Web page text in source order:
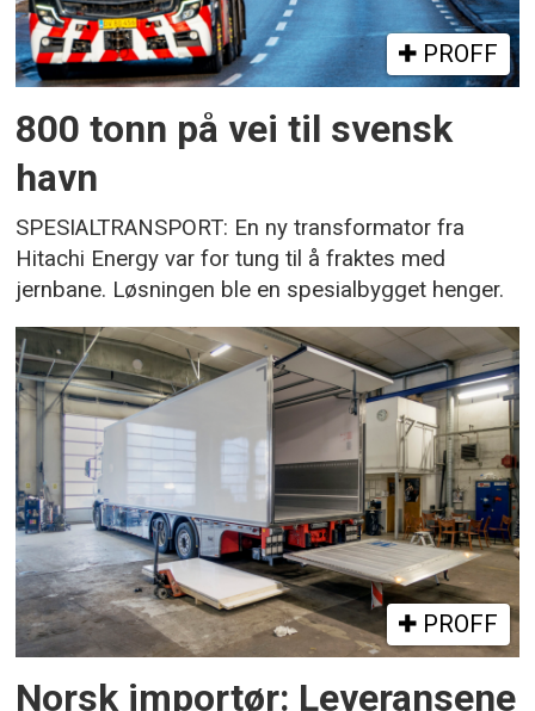
PROFF
800 tonn på vei til svensk
havn
SPESIALTRANSPORT: En ny transformator fra
Hitachi Energy var for tung til å fraktes med
jernbane. Løsningen ble en spesialbygget henger.
PROFF
Norsk importør: Leveransene